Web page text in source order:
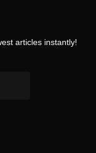
articles instantly!